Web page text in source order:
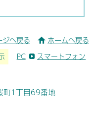
へ戻る ホームへ戻る
PC スマートフォン
1丁目69番地